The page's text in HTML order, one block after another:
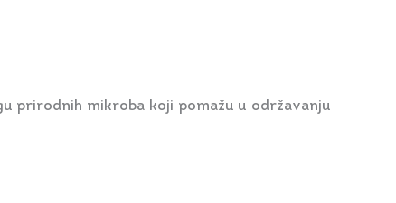
prirodnih mikroba koji pomažu u održavanju